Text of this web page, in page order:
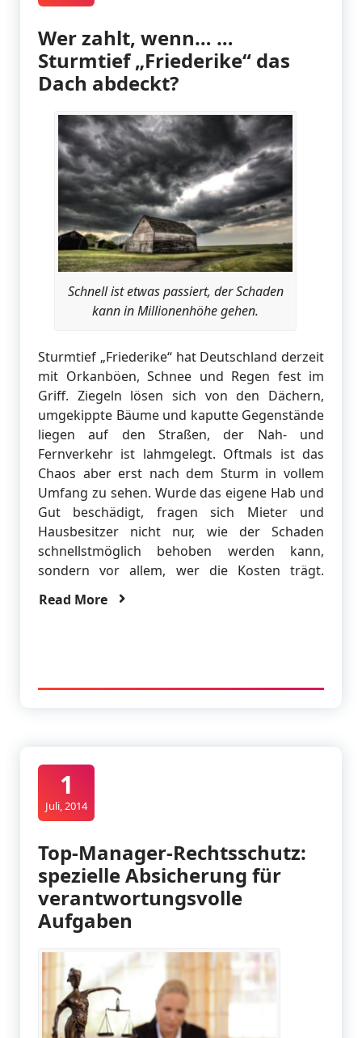
Wer zahlt, wenn… …
Sturmtief „Friederike“ das
Dach abdeckt?
Schnell ist etwas passiert, der Schaden
kann in Millionenhöhe gehen.
Sturmtief „Friederike“ hat Deutschland derzeit
mit Orkanböen, Schnee und Regen fest im
Griff. Ziegeln lösen sich von den Dächern,
umgekippte Bäume und kaputte Gegenstände
liegen auf den Straßen, der Nah- und
Fernverkehr ist lahmgelegt. Oftmals ist das
Chaos aber erst nach dem Sturm in vollem
Umfang zu sehen. Wurde das eigene Hab und
Gut beschädigt, fragen sich Mieter und
Hausbesitzer nicht nur, wie der Schaden
schnellstmöglich behoben werden kann,
sondern vor allem, wer die Kosten trägt.
Read More
1
Juli, 2014
Top-Manager-Rechtsschutz:
spezielle Absicherung für
verantwortungsvolle
Aufgaben